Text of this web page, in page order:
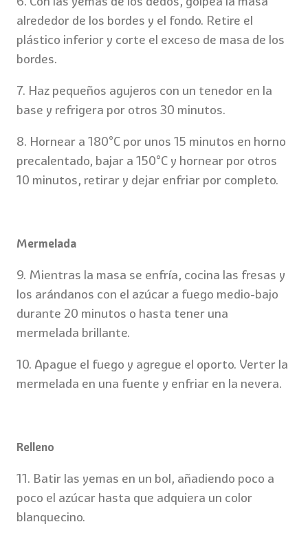
alrededor de los bordes y el fondo. Retire el
plástico inferior y corte el exceso de masa de los
bordes.
7. Haz pequeños agujeros con un tenedor en la
base y refrigera por otros 30 minutos.
8. Hornear a 180°C por unos 15 minutos en horno
precalentado, bajar a 150°C y hornear por otros
10 minutos, retirar y dejar enfriar por completo.
Mermelada
9. Mientras la masa se enfría, cocina las fresas y
los arándanos con el azúcar a fuego medio-bajo
durante 20 minutos o hasta tener una
mermelada brillante.
10. Apague el fuego y agregue el oporto. Verter la
mermelada en una fuente y enfriar en la nevera.
Relleno
11. Batir las yemas en un bol, añadiendo poco a
poco el azúcar hasta que adquiera un color
blanquecino.